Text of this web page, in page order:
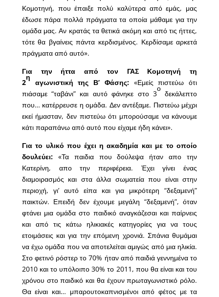
Κομοτηνή, που έπαιξε πολύ καλύτερα από εμάς, μας
έδωσε πάρα πολλά πράγματα τα οποία μάθαμε για την
ομάδα μας. Αν κρατάς τα θετικά ακόμη και από τις ήττες,
τότε θα βγαίνεις πάντα κερδισμένος. Κερδίσαμε αρκετά
πράγματα από αυτό».
Για την ήττα από τον ΓΑΣ Κομοτηνή τη
2
η
αγωνιστική της Β’ Φάσης:«Εμείς πιστεύω ότι
πιάσαμε “ταβάνι” και αυτό φάνηκε στο 3
ο
δεκάλεπτο
που… κατέρρευσε η ομάδα. Δεν αντέξαμε. Πιστεύω μέχρι
εκεί ήμασταν, δεν πιστεύω ότι μπορούσαμε να κάνουμε
κάτι παραπάνω από αυτό που είχαμε ήδη κάνει».
Για το υλικό που έχει η ακαδημία και με το οποίο
δουλεύει:«Τα παιδια που δούλεψα ήταν απο την
Κατερίνη, απο την περιφέρεια. Έχει γίνει ένας
διαμοιρασμός και στα άλλα σωματεία που είναι στην
περιοχή, γι’ αυτό είπα και για μικρότερη “δεξαμενή”
παικτών. Επειδή δεν έχουμε μεγάλη “δεξαμενή”, όταν
φτάνει μια ομάδα στο παιδικό αναγκάζεσαι και παίρνεις
και από τις κάτω ηλικιακές κατηγορίες για να τους
ετοιμάσεις και για την επόμενη χρονιά. Σπάνια θυμάμαι
να έχω ομάδα που να αποτελείται αμιγώς από μια ηλικία.
Στο φετινό ρόστερ το 70% ήταν από παιδιά γεννημένα το
2010 και το υπόλοιπο 30% το 2011, που θα είναι και του
χρόνου στο παιδικό και θα έχουν πρωταγωνιστικό ρόλο.
Θα είναι και… μπαρουτοκαπνισμένοι από φέτος με τα